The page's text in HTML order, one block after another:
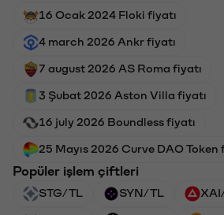
16 Ocak 2024 Floki fiyatı
4 march 2026 Ankr fiyatı
7 august 2026 AS Roma fiyatı
3 Şubat 2026 Aston Villa fiyatı
16 july 2026 Boundless fiyatı
25 Mayıs 2026 Curve DAO Token
Popüler işlem çiftleri
STG/TL SYN/TL